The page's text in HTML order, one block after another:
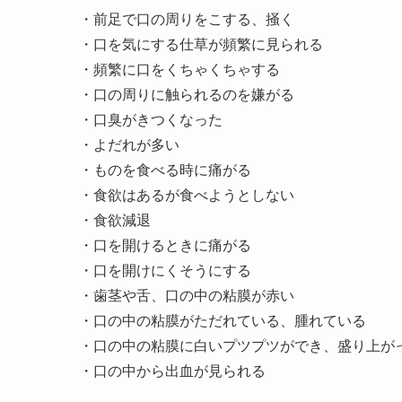
・前足で口の周りをこする、掻く
・口を気にする仕草が頻繁に見られる
・頻繁に口をくちゃくちゃする
・口の周りに触られるのを嫌がる
・口臭がきつくなった
・よだれが多い
・ものを食べる時に痛がる
・食欲はあるが食べようとしない
・食欲減退
・口を開けるときに痛がる
・口を開けにくそうにする
・歯茎や舌、口の中の粘膜が赤い
・口の中の粘膜がただれている、腫れている
・口の中の粘膜に白いプツプツができ、盛り上が
・口の中から出血が見られる